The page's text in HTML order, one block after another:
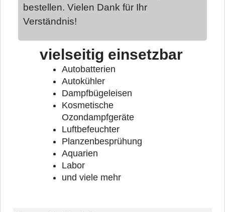
bestellen. Vielen Dank für Ihr
Verständnis!
vielseitig einsetzbar
Autobatterien
Autokühler
Dampfbügeleisen
Kosmetische
Ozondampfgeräte
Luftbefeuchter
Planzenbesprühung
Aquarien
Labor
und viele mehr